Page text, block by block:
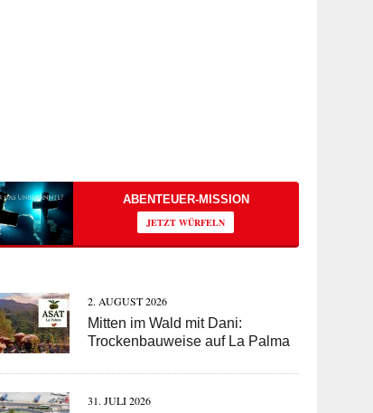
ABENTEUER-MISSION
JETZT WÜRFELN
2. AUGUST 2026
Mitten im Wald mit Dani:
Trockenbauweise auf La Palma
31. JULI 2026